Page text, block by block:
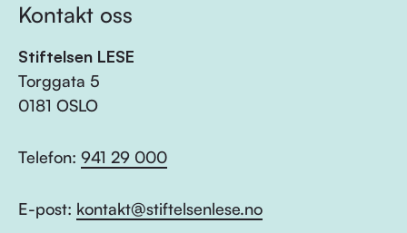
Kontakt oss
Stiftelsen LESE
Torggata 5
0181 OSLO
Telefon: 941 29 000
E-post: kontakt@stiftelsenlese.no